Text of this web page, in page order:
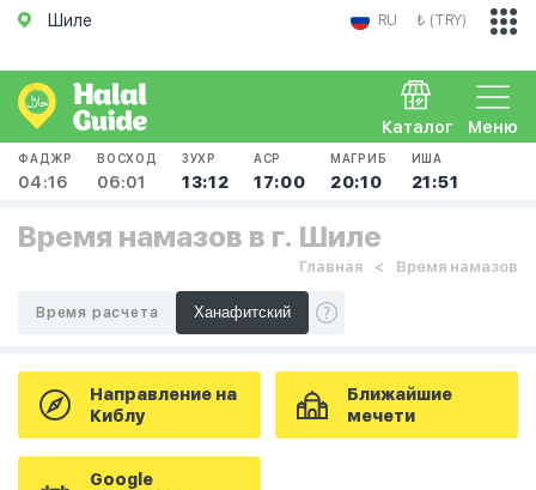
Шиле RU ₺ (TRY)
Меню
Каталог
ФАДЖР
04:16
ВОСХОД
06:01
ЗУХР
13:12
АСР
17:00
МАГРИБ
20:10
ИША
21:51
Время намазов в г. Шиле
Главная Время намазов
Время расчета
Направление на
Киблу
Ближайшие
мечети
Google